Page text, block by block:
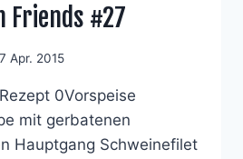
Friends #27
Apr. 2015
0Vorspeise
mit gerbatenen
Hauptgang Schweinefilet